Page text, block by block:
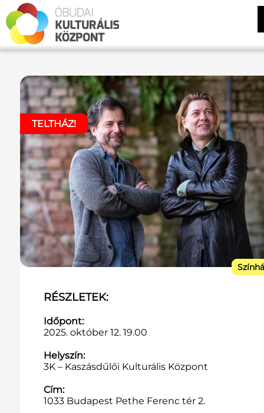
TELTHÁZ!
RÉSZLETEK:
Időpont:
2025. október 12. 19.00
Helyszín:
3K – Kaszásdűlői Kulturális Központ
Cím:
1033 Budapest Pethe Ferenc tér 2.